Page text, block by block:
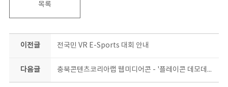
목록
이전글 전국민 VR E-Sports 대회 안내
다음글 충북콘텐츠코리아랩 웹미디어콘 - '플레이콘 데모데이' 안내